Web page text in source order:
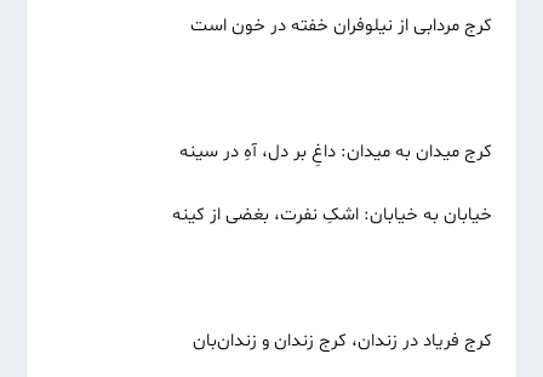
کرج مردابی از نیلوفران خفته در خون است
کرج میدان به میدان: داغِ بر دل، آهِ در سینه
خیابان به خیابان: اشکِ نفرت، بغضی از کینه
کرج فریاد در زندان، کرج زندان و زندان‌بان